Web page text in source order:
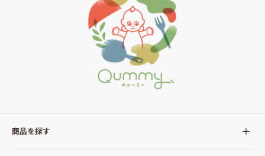
商品を探す